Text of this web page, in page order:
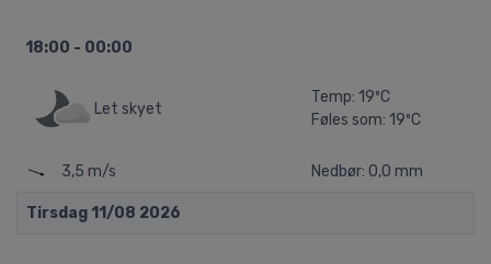
18:00 - 00:00
Let skyet
Temp: 19ºC
Føles som: 19ºC
3,5 m/s Nedbør: 0,0 mm
Tirsdag 11/08 2026